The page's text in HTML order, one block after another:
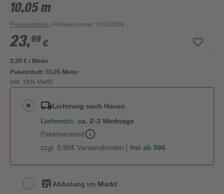
10,05 m
Produktdetails | Artikelnummer: 10462528
23,99 €
2,39 € / Meter
Paketinhalt: 10,05 Meter
inkl. 19% MwSt.
Lieferung nach Hause
Lieferzeit: ca. 2-3 Werktage
Paketversand
zzgl. 5,95€ Versandkosten | frei ab 59€
Abholung im Markt